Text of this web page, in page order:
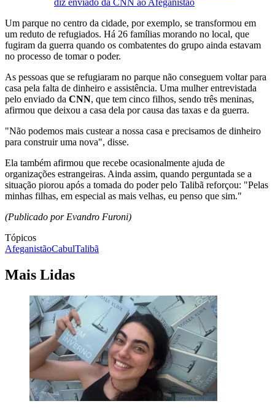
Um parque no centro da cidade, por exemplo, se transformou em
um reduto de refugiados. Há 26 famílias morando no local, que
fugiram da guerra quando os combatentes do grupo ainda estavam
no processo de tomar o poder.
As pessoas que se refugiaram no parque não conseguem voltar para
casa pela falta de dinheiro e assistência. Uma mulher entrevistada
pelo enviado da CNN, que tem cinco filhos, sendo três meninas,
afirmou que deixou a casa dela por causa das taxas e da guerra.
"Não podemos mais custear a nossa casa e precisamos de dinheiro
para construir uma nova", disse.
Ela também afirmou que recebe ocasionalmente ajuda de
organizações estrangeiras. Ainda assim, quando perguntada se a
situação piorou após a tomada do poder pelo Talibã reforçou: "Pelas
minhas filhas, em especial as mais velhas, eu penso que sim."
(Publicado por Evandro Furoni)
Tópicos
AfeganistãoCabulTalibã
Mais Lidas